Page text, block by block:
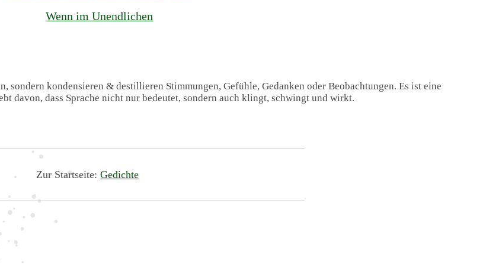
Wenn im Unendlichen
kondensieren & destillieren Stimmungen, Gefühle, Gedanken oder Beobachtungen. Es ist eine
davon, dass Sprache nicht nur bedeutet, sondern auch klingt, schwingt und wirkt.
Zur Startseite:Gedichte